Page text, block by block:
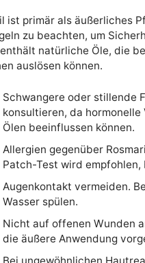
ist primär als äußerliches
zu beachten, um
natürliche Öle, die
auslösen können.
Schwangere oder stillende
konsultieren, da
Ölen beeinflussen können.
Allergien gegenüber
Patch-Test wird
Augenkontakt vermeiden.
Wasser spülen.
Nicht auf offenen Wunden
die äußere Anwendung